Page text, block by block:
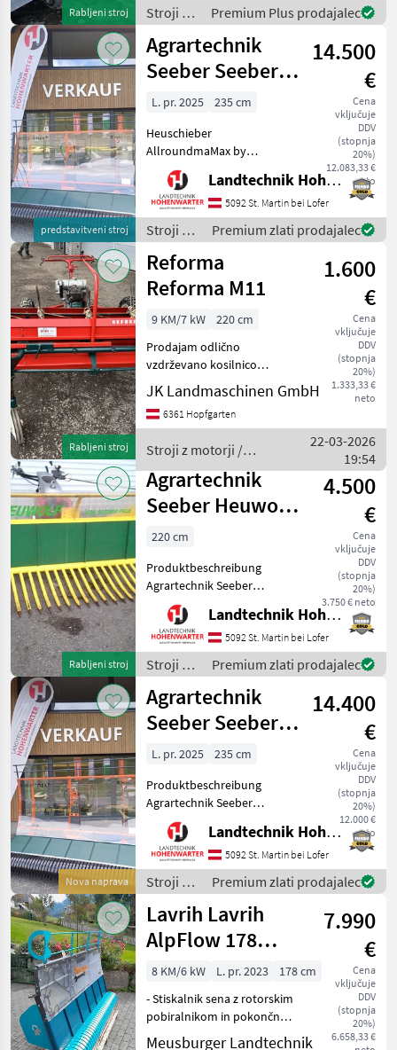
Rabljeni stroj
900, - Stroj
Stroji z
motorji /
Hill Rake
Premium Plus prodajalec
predstavitveni stroj
Agrartechnik
Seeber Seeber
AllroundMax 235
(23752)
14.500
€
Cena
vključuje
DDV
(stopnja
20%)
12.083,33 €
neto
L. pr. 2025
235 cm
Heuschieber
AllroundmaMax by
Agrartechnik mit 235cm
Arbeitsbreite inklusive
Bordhydraulik zur
angenehmen
Bandumschaltung und
Schnellwechselflansch
passend zu Motormä
Landtechnik Hohenwarter GmbH
5092 St. Martin bei Lofer
Stroji z
motorji /
Agrartechnik
Seeber
Premium zlati prodajalec
Rabljeni stroj
Reforma
Reforma M11
1.600
€
Cena
vključuje
DDV
(stopnja
20%)
1.333,33 €
neto
9 KM/7 kW
220 cm
Prodajam odlično
vzdrževano kosilnico
Reform M11, nove
pnevmatike, dvotaktni
motor Rotax, deluje
dodatna zobata kolesa +
150 €, takoj na vo
JK Landmaschinen GmbH
6361 Hopfgarten
Stroji z motorji /
Reform
22-03-2026
19:54
Rabljeni stroj
Agrartechnik
Seeber Heuwolf
220 (10236)
4.500
€
Cena
vključuje
DDV
(stopnja
20%)
3.750 € neto
220 cm
Produktbeschreibung
Agrartechnik Seeber
Heuwolf 220 Heuraupe Ich
freue mich, Ihnen im
Maschinenzentrum St.
Martin die Agrartechnik
Seeber Heuwolf 220
Heuraupe ausfü
Landtechnik Hohenwarter GmbH
5092 St. Martin bei Lofer
Stroji z
motorji /
Agrartechnik
Seeber
Premium zlati prodajalec
Nova naprava
Agrartechnik
Seeber Seeber
AllroundMax 235
(23753)
14.400
€
Cena
vključuje
DDV
(stopnja
20%)
12.000 €
neto
L. pr. 2025
235 cm
Produktbeschreibung
Agrartechnik Seeber
Allround Max 235 Heuraupe
Ich freue mich, Ihnen im
Maschinenzentrum St.
Martin die Agrartechnik
Seeber Allround Max 235
Heur
Landtechnik Hohenwarter GmbH
5092 St. Martin bei Lofer
Stroji z
motorji /
Agrartechnik
Seeber
Premium zlati prodajalec
Lavrih Lavrih
AlpFlow 178
Stiskalnik sena s
tekočim trakom
7.990
€
Cena
vključuje
DDV
(stopnja
20%)
6.658,33 €
8 KM/6 kW L. pr. 2023
178 cm
- Stiskalnik sena z rotorskim
pobiralnikom in pokončnim
hidravličnim transportnim
Meusburger Landtechnik